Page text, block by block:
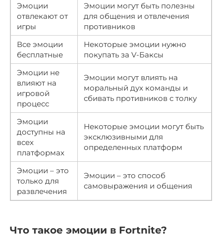
Эмоции
отвлекают от
игры
Эмоции могут быть полезны
для общения и отвлечения
противников
Все эмоции
бесплатные
Некоторые эмоции нужно
покупать за V-Баксы
Эмоции не
влияют на
игровой
процесс
Эмоции могут влиять на
моральный дух команды и
сбивать противников с толку
Эмоции
доступны на
всех
платформах
Некоторые эмоции могут быть
эксклюзивными для
определенных платформ
Эмоции – это
только для
развлечения
Эмоции – это способ
самовыражения и общения
Что такое эмоции в Fortnite?